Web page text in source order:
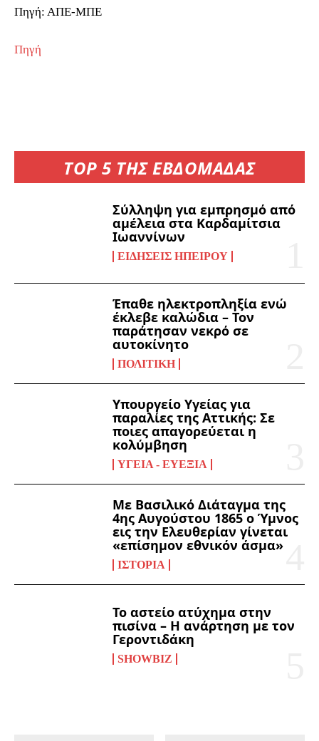
TOP 5 ΤΗΣ ΕΒΔΟΜΑΔΑΣ
Σύλληψη για εμπρησμό από
αμέλεια στα Καρδαμίτσια
Ιωαννίνων
ΕΙΔΉΣΕΙΣ ΗΠΕΊΡΟΥ
Έπαθε ηλεκτροπληξία ενώ
έκλεβε καλώδια – Τον
παράτησαν νεκρό σε
αυτοκίνητο
ΠΟΛΙΤΙΚΉ
Υπουργείο Υγείας για
παραλίες της Αττικής: Σε
ποιες απαγορεύεται η
κολύμβηση
ΥΓΕΊΑ - ΕΥΕΞΊΑ
Με Βασιλικό Διάταγμα της
4ης Αυγούστου 1865 ο Ύμνος
εις την Ελευθερίαν γίνεται
«επίσημον εθνικόν άσμα»
ΙΣΤΟΡΊΑ
Το αστείο ατύχημα στην
πισίνα – Η ανάρτηση με τον
Γεροντιδάκη
SHOWBIZ
Πηγή: ΑΠΕ-ΜΠΕ
Πηγή